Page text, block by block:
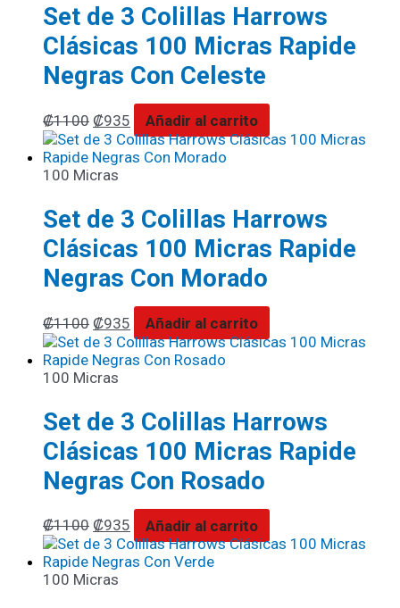
Set de 3 Colillas Harrows
Clásicas 100 Micras Rapide
Negras Con Celeste
₡1100 ₡935 Añadir al carrito
100 Micras
Set de 3 Colillas Harrows
Clásicas 100 Micras Rapide
Negras Con Morado
₡1100 ₡935 Añadir al carrito
100 Micras
Set de 3 Colillas Harrows
Clásicas 100 Micras Rapide
Negras Con Rosado
₡1100 ₡935 Añadir al carrito
100 Micras